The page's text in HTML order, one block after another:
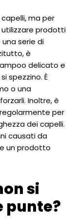
ma per
prodotti
serie di
è
delicato e
spezzino. È
o una
Inoltre, è
per
dei capelli.
causati da
un prodotto
si
punte?